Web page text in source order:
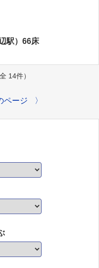
駅）66床
14件）
ページ 〉